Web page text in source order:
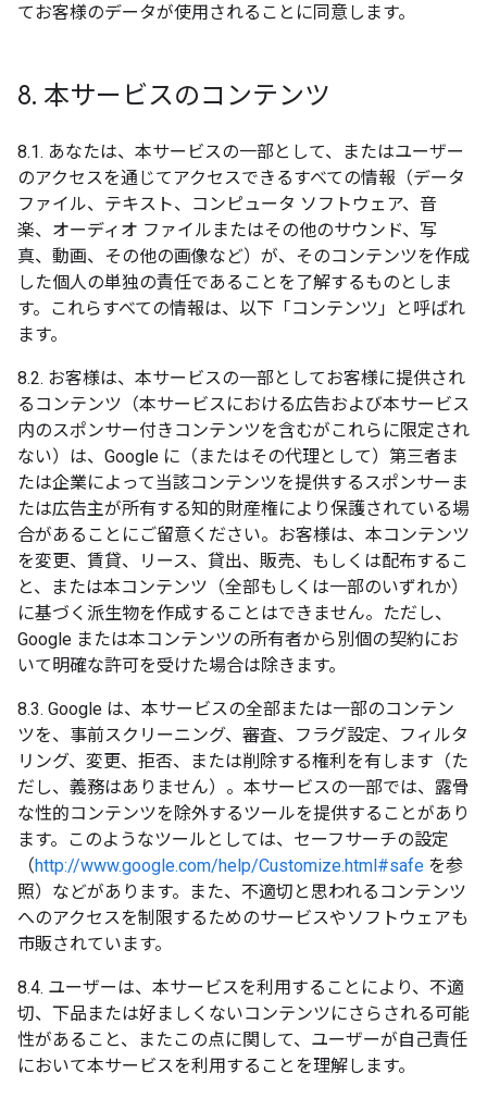
てお客様のデータが使用されることに同意します。
8. 本サービスのコンテンツ
8.1. あなたは、本サービスの一部として、またはユーザー
のアクセスを通じてアクセスできるすべての情報（データ
ファイル、テキスト、コンピュータ ソフトウェア、音
楽、オーディオ ファイルまたはその他のサウンド、写
真、動画、その他の画像など）が、そのコンテンツを作成
した個人の単独の責任であることを了解するものとしま
す。これらすべての情報は、以下「コンテンツ」と呼ばれ
ます。
8.2. お客様は、本サービスの一部としてお客様に提供され
るコンテンツ（本サービスにおける広告および本サービス
内のスポンサー付きコンテンツを含むがこれらに限定され
ない）は、Google に（またはその代理として）第三者ま
たは企業によって当該コンテンツを提供するスポンサーま
たは広告主が所有する知的財産権により保護されている場
合があることにご留意ください。お客様は、本コンテンツ
を変更、賃貸、リース、貸出、販売、もしくは配布するこ
と、または本コンテンツ（全部もしくは一部のいずれか）
に基づく派生物を作成することはできません。ただし、
Google または本コンテンツの所有者から別個の契約にお
いて明確な許可を受けた場合は除きます。
8.3. Google は、本サービスの全部または一部のコンテン
ツを、事前スクリーニング、審査、フラグ設定、フィルタ
リング、変更、拒否、または削除する権利を有します（た
だし、義務はありません）。本サービスの一部では、露骨
な性的コンテンツを除外するツールを提供することがあり
ます。このようなツールとしては、セーフサーチの設定
（http://www.google.com/help/Customize.html#safe を参
照）などがあります。また、不適切と思われるコンテンツ
へのアクセスを制限するためのサービスやソフトウェアも
市販されています。
8.4. ユーザーは、本サービスを利用することにより、不適
切、下品または好ましくないコンテンツにさらされる可能
性があること、またこの点に関して、ユーザーが自己責任
において本サービスを利用することを理解します。